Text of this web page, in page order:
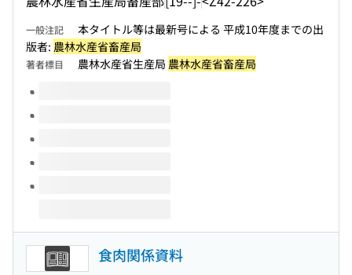
一般注記
本タイトル等は最新号による 平成10年度までの出
版者: 農林水産省畜産局
著者標目 農林水産省生産局 農林水産省畜産局
このタイトルの巻号
食肉関係資料